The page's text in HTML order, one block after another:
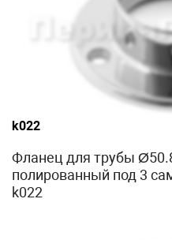
k022
Фланец для трубы
полированный под 3
k022